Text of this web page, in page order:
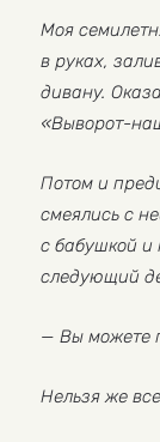
Моя
в руках,
дивану.
«Выворот-
Потом и
смеялись с
с бабушкой
следующий
— Вы можете
Нельзя же